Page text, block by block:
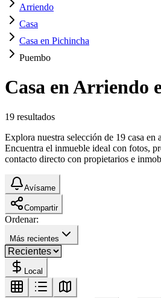
Arriendo
Casa
Casa en Pichincha
Puembo
Casa en Arriendo
19 resultados
Explora nuestra selección de 19 casa en
Encuentra el inmueble ideal con fotos,
contacto directo con propietarios e
Avísame
Compartir
Ordenar:
Más recientes
Local